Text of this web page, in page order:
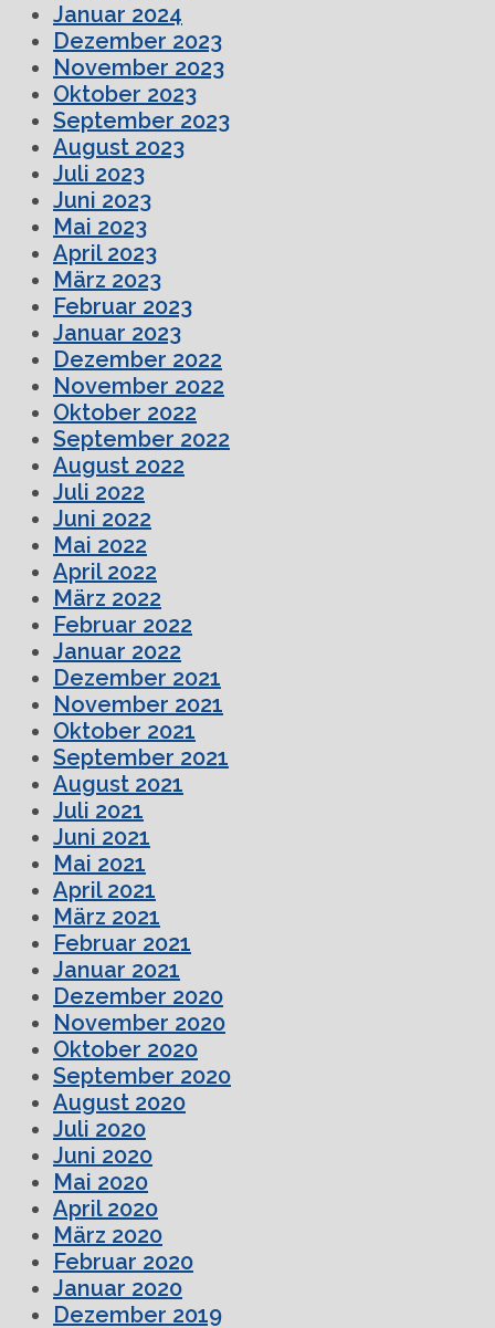
Januar 2024
Dezember 2023
November 2023
Oktober 2023
September 2023
August 2023
Juli 2023
Juni 2023
Mai 2023
April 2023
März 2023
Februar 2023
Januar 2023
Dezember 2022
November 2022
Oktober 2022
September 2022
August 2022
Juli 2022
Juni 2022
Mai 2022
April 2022
März 2022
Februar 2022
Januar 2022
Dezember 2021
November 2021
Oktober 2021
September 2021
August 2021
Juli 2021
Juni 2021
Mai 2021
April 2021
März 2021
Februar 2021
Januar 2021
Dezember 2020
November 2020
Oktober 2020
September 2020
August 2020
Juli 2020
Juni 2020
Mai 2020
April 2020
März 2020
Februar 2020
Januar 2020
Dezember 2019